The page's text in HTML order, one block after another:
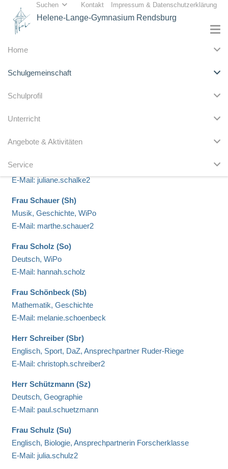
Suchen Kontakt Impressum & Datenschutzerklärung
Helene-Lange-Gymnasium Rendsburg
Home
Schulgemeinschaft
Schulprofil
Unterricht
Angebote & Aktivitäten
Service
Englisch, Sport
Latein, ev. Religion, Fachvorsitz Religion
E-Mail: juliane.schalke2
Frau Schauer (Sh)
Musik, Geschichte, WiPo
E-Mail: marthe.schauer2
Frau Scholz (So)
Deutsch, WiPo
E-Mail: hannah.scholz
Frau Schönbeck (Sb)
Mathematik, Geschichte
E-Mail: melanie.schoenbeck
Herr Schreiber (Sbr)
Englisch, Sport, DaZ, Ansprechpartner Ruder-Riege
E-Mail: christoph.schreiber2
Herr Schützmann (Sz)
Deutsch, Geographie
E-Mail: paul.schuetzmann
Frau Schulz (Su)
Englisch, Biologie, Ansprechpartnerin Forscherklasse
E-Mail: julia.schulz2